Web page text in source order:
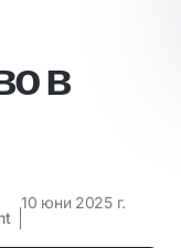
в
10 юни 2025 г.